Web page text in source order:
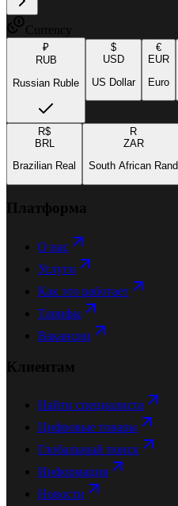
Currency
₽
RUB
Russian Ruble
$
USD
US Dollar
€
EUR
Euro
R$
BRL
Brazilian Real
R
ZAR
South African Rand
Платформа
О нас
Услуги
Как это работает
Тарифы
Вакансии
Клиентам
Найти специалиста
Цифровые товары
Глобальный поиск
Информация
Новости